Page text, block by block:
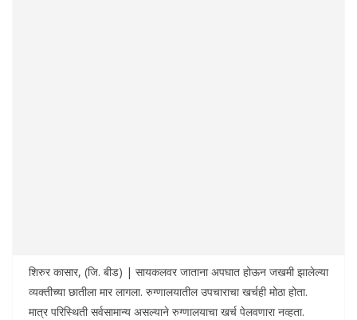
शिरुर कासार, (जि. बीड) | सायकलवर जाताना अपघात होऊन जखमी झालेल्या
व्यक्तीच्या छातीला मार लागला. रुग्णालयातील उपचाराचा खर्चही मोठा होता.
मात्र परिस्थिती सर्वसामान्य असल्याने रुग्णालयाचा खर्च पेलवणारा नव्हता.